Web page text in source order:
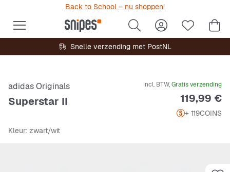
Back to School – nu shoppen!
Snelle verzending met PostNL
adidas Originals
Superstar II
incl. BTW,Gratis verzending
Prijs
119,99 €
+ 119COINS
Kleur: zwart/wit